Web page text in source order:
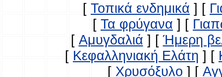
[ Τοπικά ενδημικά ] [
[ Τα φρύγανα ] [
[ Αμυγδαλιά ] [Ήμερη
[ Κεφαλληνιακή Ελάτη ] [
[ Χρυσόξυλο ] [